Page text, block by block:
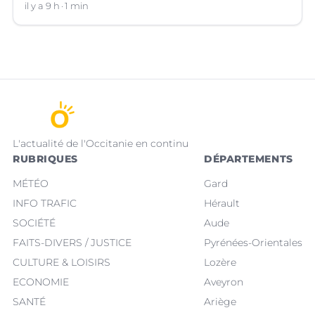
il y a 9 h 1 min
L'actualité de l'Occitanie en continu
RUBRIQUES
MÉTÉO
INFO TRAFIC
SOCIÉTÉ
FAITS-DIVERS / JUSTICE
CULTURE & LOISIRS
ECONOMIE
SANTÉ
DÉPARTEMENTS
Gard
Hérault
Aude
Pyrénées-Orientales
Lozère
Aveyron
Ariège